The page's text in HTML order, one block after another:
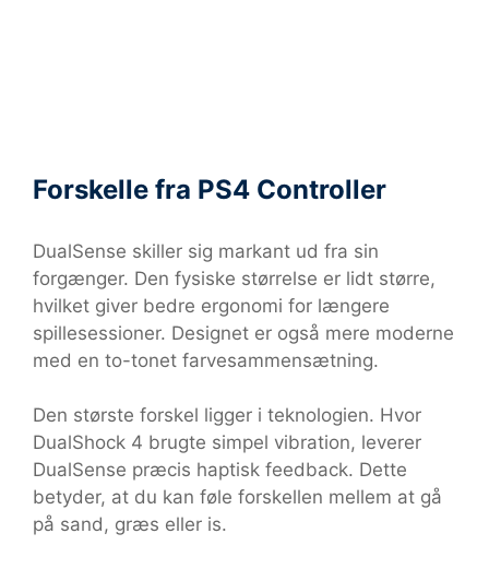
Forskelle fra PS4 Controller
DualSense skiller sig markant ud fra sin
forgænger. Den fysiske størrelse er lidt større,
hvilket giver bedre ergonomi for længere
spillesessioner. Designet er også mere moderne
med en to-tonet farvesammensætning.
Den største forskel ligger i teknologien. Hvor
DualShock 4 brugte simpel vibration, leverer
DualSense præcis haptisk feedback. Dette
betyder, at du kan føle forskellen mellem at gå
på sand, græs eller is.